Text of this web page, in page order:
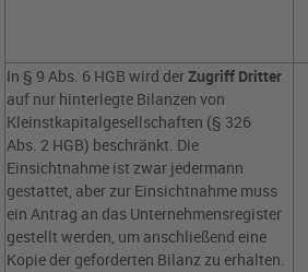
In § 9 Abs. 6 HGB wird derZugriff Dritter
auf nur hinterlegte Bilanzen von
Kleinstkapitalgesellschaften (§ 326
Abs. 2 HGB) beschränkt. Die
Einsichtnahme ist zwar jedermann
gestattet, aber zur Einsichtnahme muss
ein Antrag an das Unternehmensregister
gestellt werden, um anschließend eine
Kopie der geforderten Bilanz zu erhalten.